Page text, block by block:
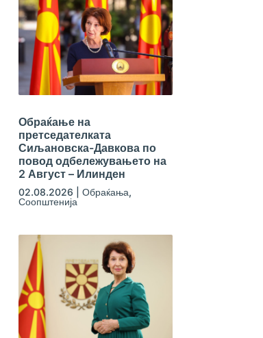
Обраќање на
претседателката
Сиљановска-Давкова по
повод одбележувањето на
2 Август – Илинден
02.08.2026 Обраќања,
Соопштенија